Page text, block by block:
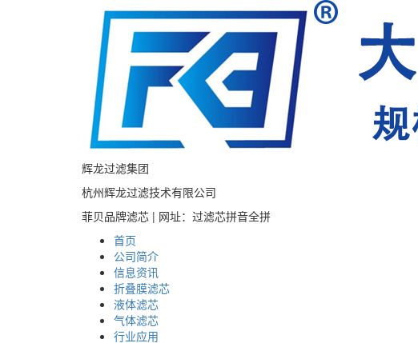
辉龙过滤集团
杭州辉龙过滤技术有限公司
菲贝品牌滤芯 | 网址：过滤芯拼音全拼
首页
公司简介
信息资讯
折叠膜滤芯
液体滤芯
气体滤芯
行业应用